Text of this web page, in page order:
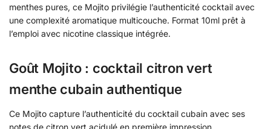
menthes pures, ce Mojito privilégie l’authenticité cocktail avec
une complexité aromatique multicouche. Format 10ml prêt à
l’emploi avec nicotine classique intégrée.
Goût Mojito : cocktail citron vert
menthe cubain authentique
Ce Mojito capture l’authenticité du cocktail cubain avec ses
notes de citron vert acidulé en première impression,